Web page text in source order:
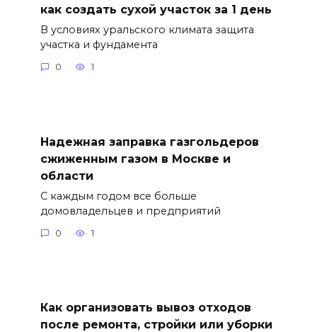
как создать сухой участок за 1 день
В условиях уральского климата защита
участка и фундамента
0 1
Надежная заправка газгольдеров
сжиженным газом в Москве и
области
С каждым годом все больше
домовладельцев и предприятий
0 1
Как организовать вывоз отходов
после ремонта, стройки или уборки